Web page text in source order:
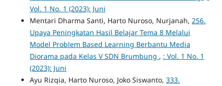
Vol. 1 No. 1 (2023): Juni
Mentari Dharma Santi, Harto Nuroso, Nurjanah, 256.
Upaya Peningkatan Hasil Belajar Tema 8 Melalui
Model Problem Based Learning Berbantu Media
Diorama pada Kelas V SDN Brumbung , : Vol. 1 No. 1
(2023): Juni
Ayu Rizqia, Harto Nuroso, Joko Siswanto, 333.